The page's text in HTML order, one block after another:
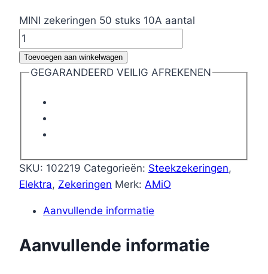
MINI zekeringen 50 stuks 10A aantal
Toevoegen aan winkelwagen
GEGARANDEERD VEILIG AFREKENEN
SKU: 102219 Categorieën: Steekzekeringen,
Elektra, Zekeringen Merk: AMiO
Aanvullende informatie
Aanvullende informatie